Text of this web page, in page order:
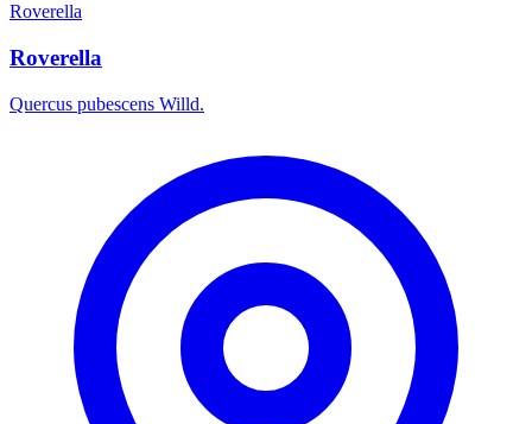
Roverella
Roverella
Quercus pubescens Willd.